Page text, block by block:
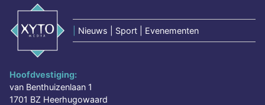
Nieuws | Sport | Evenementen
Hoofdvestiging:
van Benthuizenlaan 1
1701 BZ Heerhugowaard